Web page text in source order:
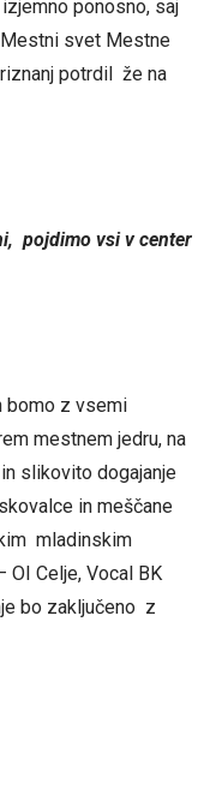
ponosno, saj
svet Mestne
potrdil že na
pojdimo vsi v center
bomo z vsemi
mestnem jedru, na
slikovito dogajanje
in meščane
mladinskim
OI Celje, Vocal BK
bo zaključeno z